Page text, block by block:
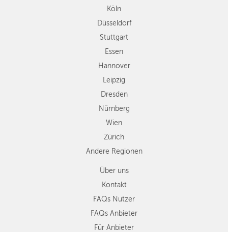
DRESDEN
NÜRNBERG
ZÜRICH
Dresden
Nürnberg
Wien
Zürich
Andere
Regionen
Köln
Düsseldorf
Stuttgart
Essen
Hannover
Leipzig
Dresden
Nürnberg
Wien
Zürich
Andere Regionen
Über uns
Kontakt
FAQs Nutzer
FAQs Anbieter
Für Anbieter